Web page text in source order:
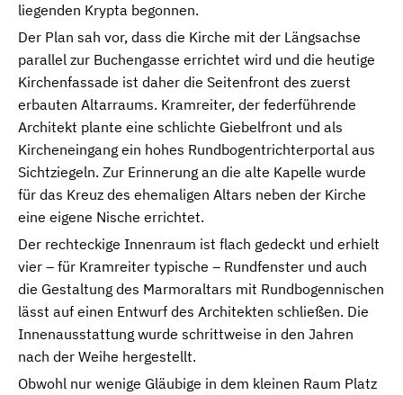
liegenden Krypta begonnen.
Der Plan sah vor, dass die Kirche mit der Längsachse
parallel zur Buchengasse errichtet wird und die heutige
Kirchenfassade ist daher die Seitenfront des zuerst
erbauten Altarraums. Kramreiter, der federführende
Architekt plante eine schlichte Giebelfront und als
Kircheneingang ein hohes Rundbogentrichterportal aus
Sichtziegeln. Zur Erinnerung an die alte Kapelle wurde
für das Kreuz des ehemaligen Altars neben der Kirche
eine eigene Nische errichtet.
Der rechteckige Innenraum ist flach gedeckt und erhielt
vier – für Kramreiter typische – Rundfenster und auch
die Gestaltung des Marmoraltars mit Rundbogennischen
lässt auf einen Entwurf des Architekten schließen. Die
Innenausstattung wurde schrittweise in den Jahren
nach der Weihe hergestellt.
Obwohl nur wenige Gläubige in dem kleinen Raum Platz